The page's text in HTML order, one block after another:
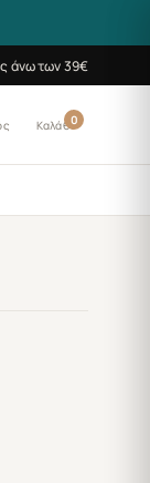
άνω των 39€
0
Καλάθι